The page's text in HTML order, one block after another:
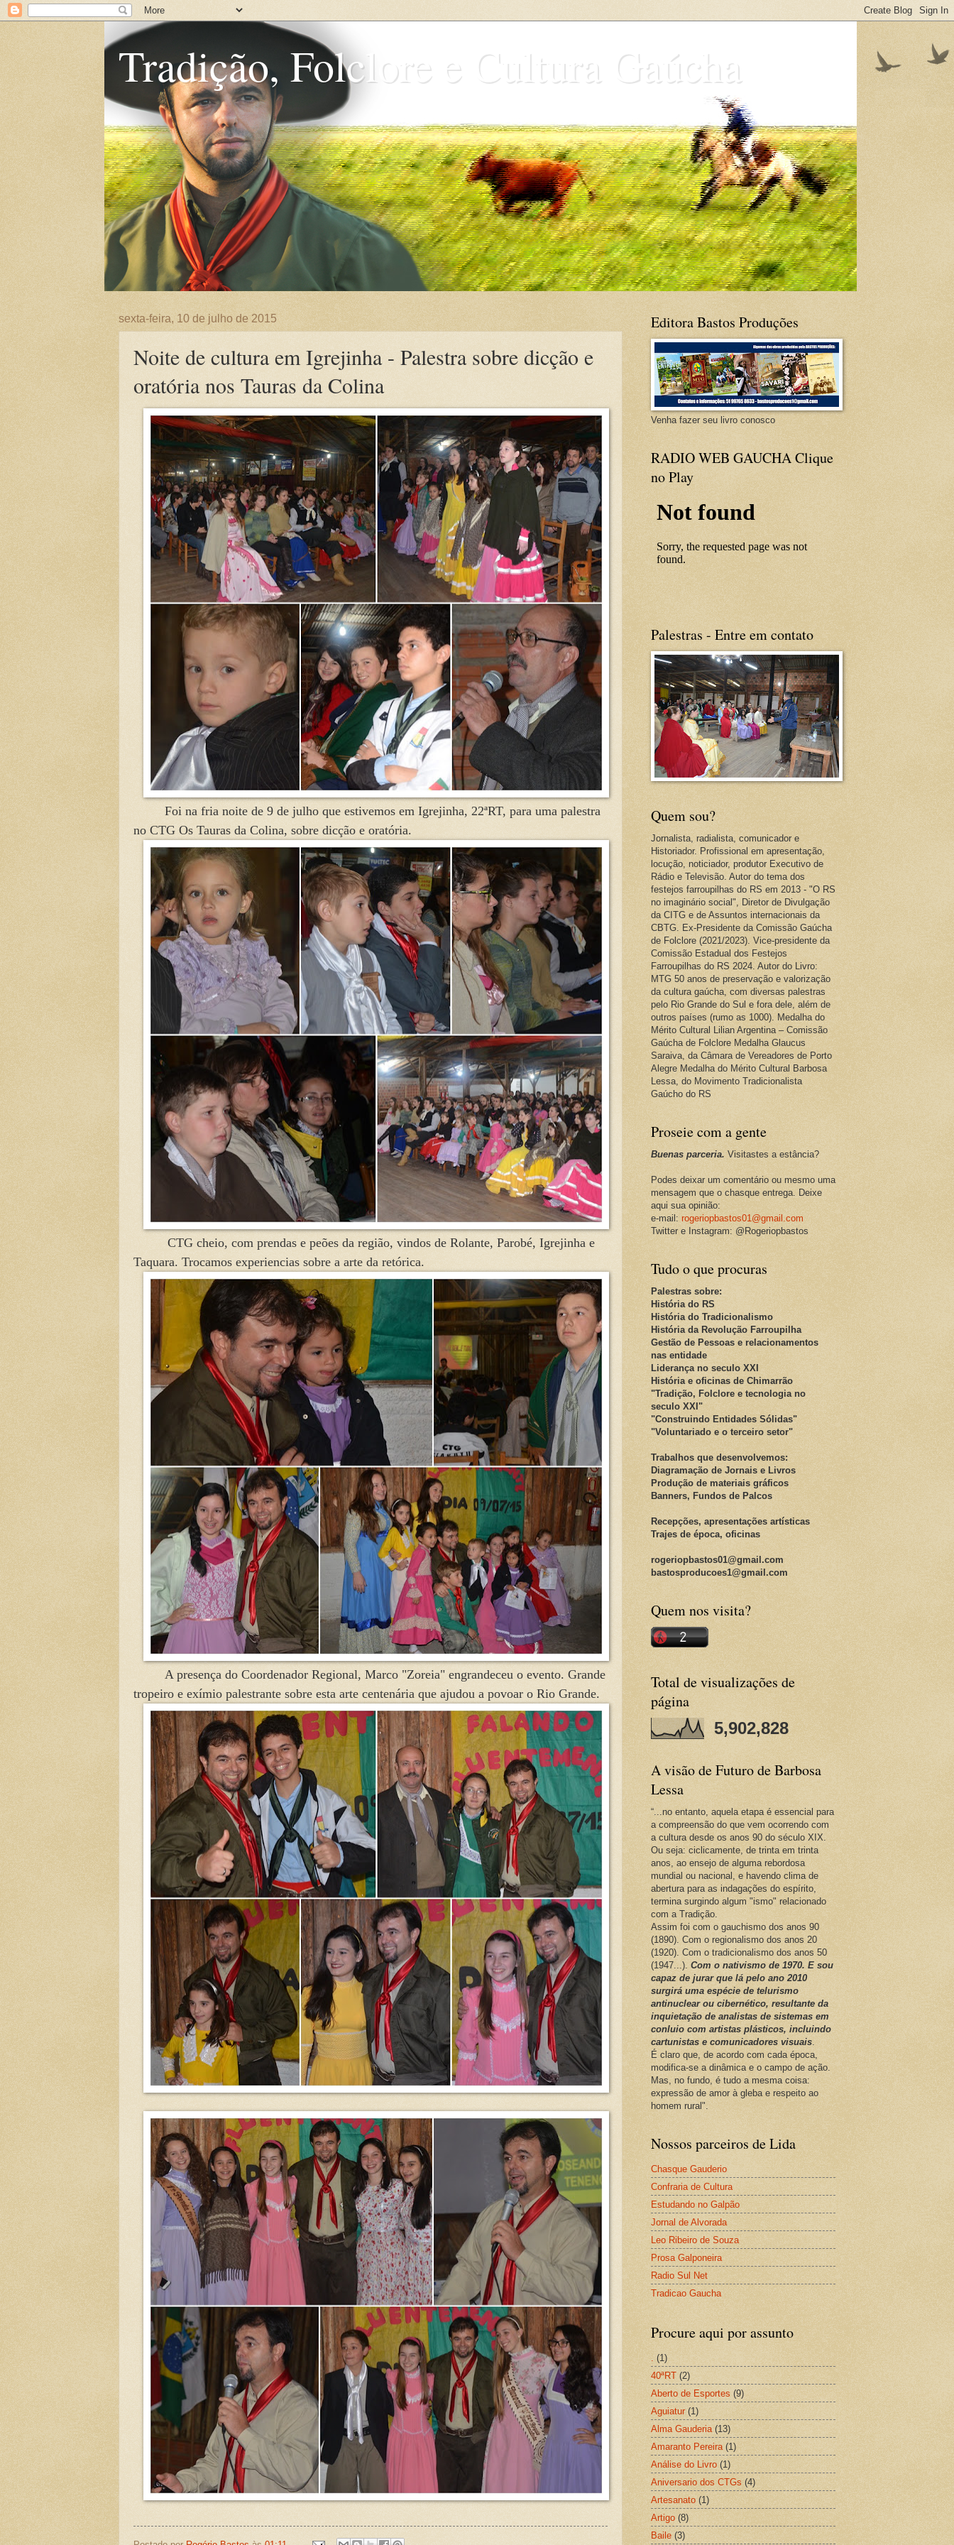
Tradição, Folclore e Cultura Gaúcha
sexta-feira, 10 de julho de 2015
Noite de cultura em Igrejinha - Palestra sobre dicção e
oratória nos Tauras da Colina
Foi na fria noite de 9 de julho que estivemos em Igrejinha, 22ªRT, para uma palestra
no CTG Os Tauras da Colina, sobre dicção e oratória.
CTG cheio, com prendas e peões da região, vindos de Rolante, Parobé, Igrejinha e
Taquara. Trocamos experiencias sobre a arte da retórica.
A presença do Coordenador Regional, Marco "Zoreia" engrandeceu o evento. Grande
tropeiro e exímio palestrante sobre esta arte centenária que ajudou a povoar o Rio Grande.
Editora Bastos Produções
Venha fazer seu livro conosco
RADIO WEB GAUCHA Clique
no Play
Palestras - Entre em contato
Quem sou?
Jornalista, radialista, comunicador e
Historiador. Profissional em apresentação,
locução, noticiador, produtor Executivo de
Rádio e Televisão. Autor do tema dos
festejos farroupilhas do RS em 2013 - "O RS
no imaginário social", Diretor de Divulgação
da CITG e de Assuntos internacionais da
CBTG. Ex-Presidente da Comissão Gaúcha
de Folclore (2021/2023). Vice-presidente da
Comissão Estadual dos Festejos
Farroupilhas do RS 2024. Autor do Livro:
MTG 50 anos de preservação e valorização
da cultura gaúcha, com diversas palestras
pelo Rio Grande do Sul e fora dele, além de
outros países (rumo as 1000). Medalha do
Mérito Cultural Lilian Argentina – Comissão
Gaúcha de Folclore Medalha Glaucus
Saraiva, da Câmara de Vereadores de Porto
Alegre Medalha do Mérito Cultural Barbosa
Lessa, do Movimento Tradicionalista
Gaúcho do RS
Proseie com a gente
Buenas parceria. Visitastes a estância?
Podes deixar um comentário ou mesmo uma
mensagem que o chasque entrega. Deixe
aqui sua opinião:
e-mail: rogeriopbastos01@gmail.com
Twitter e Instagram: @Rogeriopbastos
Tudo o que procuras
Palestras sobre:
História do RS
História do Tradicionalismo
História da Revolução Farroupilha
Gestão de Pessoas e relacionamentos
nas entidade
Liderança no seculo XXI
História e oficinas de Chimarrão
"Tradição, Folclore e tecnologia no
seculo XXI"
"Construindo Entidades Sólidas"
"Voluntariado e o terceiro setor"
Trabalhos que desenvolvemos:
Diagramação de Jornais e Livros
Produção de materiais gráficos
Banners, Fundos de Palcos
Recepções, apresentações artísticas
Trajes de época, oficinas
rogeriopbastos01@gmail.com
bastosproducoes1@gmail.com
Quem nos visita?
Total de visualizações de
página
5,902,828
A visão de Futuro de Barbosa
Lessa
“...no entanto, aquela etapa é essencial para
a compreensão do que vem ocorrendo com
a cultura desde os anos 90 do século XIX.
Ou seja: ciclicamente, de trinta em trinta
anos, ao ensejo de alguma rebordosa
mundial ou nacional, e havendo clima de
abertura para as indagações do espírito,
termina surgindo algum "ismo" relacionado
com a Tradição.
Assim foi com o gauchismo dos anos 90
(1890). Com o regionalismo dos anos 20
(1920). Com o tradicionalismo dos anos 50
(1947...). Com o nativismo de 1970. E sou
capaz de jurar que lá pelo ano 2010
surgirá uma espécie de telurismo
antinuclear ou cibernético, resultante da
inquietação de analistas de sistemas em
conluio com artistas plásticos, incluindo
cartunistas e comunicadores visuais.
É claro que, de acordo com cada época,
modifica-se a dinâmica e o campo de ação.
Mas, no fundo, é tudo a mesma coisa:
expressão de amor à gleba e respeito ao
homem rural".
Nossos parceiros de Lida
Chasque Gauderio
Confraria de Cultura
Estudando no Galpão
Jornal de Alvorada
Leo Ribeiro de Souza
Prosa Galponeira
Radio Sul Net
Tradicao Gaucha
Procure aqui por assunto
(1)
40ªRT (2)
Aberto de Esportes (9)
Aguiatur (1)
Alma Gauderia (13)
Amaranto Pereira (1)
Análise do Livro (1)
Aniversario dos CTGs (4)
Artesanato (1)
Artigo (8)
Baile (3)